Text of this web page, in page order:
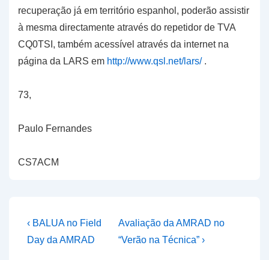
recuperação já em território espanhol, poderão assistir
à mesma directamente através do repetidor de TVA
CQ0TSI, também acessível através da internet na
página da LARS em http://www.qsl.net/lars/.
73,
Paulo Fernandes
CS7ACM
Navegação
de
Previous
Post
‹ BALUA no Field
Day da AMRAD
Next
Post
Avaliação da AMRAD no
“Verão na Técnica” ›